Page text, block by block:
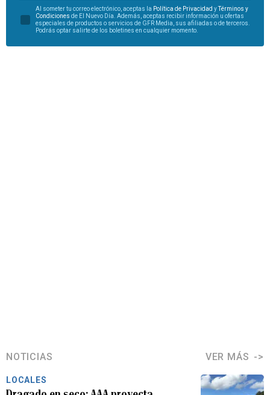
Al someter tu correo electrónico, aceptas la Política de Privacidad yTérminos y
Condiciones de El Nuevo Día. Además, aceptas recibir información u ofertas
especiales de productos o servicios de GFR Media, sus afiliadas o de terceros.
Podrás optar salirte de los boletines en cualquier momento.
NOTICIAS VER MÁS
LOCALES